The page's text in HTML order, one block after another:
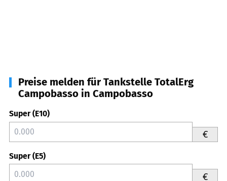
Preise melden für Tankstelle TotalErg
Campobasso in Campobasso
Super (E10)
€
Super (E5)
€